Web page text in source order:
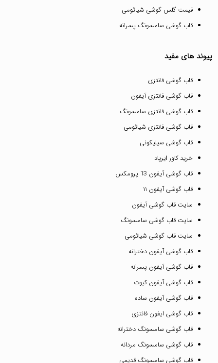
قیمت گلس گوشی شیائومی
قاب گوشی سامسونگ پسرانه
پیوند های مفید
قاب گوشی فانتزی
قاب گوشی فانتزی آیفون
قاب گوشی فانتزی سامسونگ
قاب گوشی فانتزی شیائومی
قاب گوشی سیلیکونی
خرید کاور ایرپاد
قاب گوشی آیفون 13 پرومکس
قاب گوشی آیفون ۱۱
سایت قاب گوشی آیفون
سایت قاب گوشی سامسونگ
سایت قاب گوشی شیائومی
قاب گوشی آیفون دخترانه
قاب گوشی آیفون پسرانه
قاب گوشی آیفون کیوت
قاب گوشی آیفون ساده
قاب گوشی ایفون فانتزی
قاب گوشی سامسونگ دخترانه
قاب گوشی سامسونگ مردانه
قاب گوشی سامسونگ قدیمی